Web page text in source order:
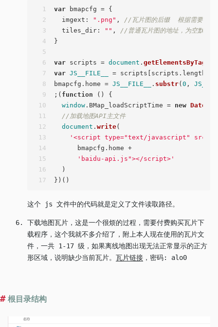
1
2
3
4
5
6
7
8
9
10
11
12
13
14
15
16
17
var bmapcfg = {
imgext : ".png" ,
//瓦片图的后缀  根据需要修
tiles_dir : "" ,
//普通瓦片图的地址，为空默
}
var scripts = document .
var JS__FILE__ = scripts[scripts. length
bmapcfg. home = JS__FILE__ . substr(0 ,
;( function ( ) {
window . BMap_loadScriptTime = new Date
//加载地图API主文件
document . write(
'<script type="text/javascript" src="'
      bmapcfg.
home +
'baidu-api.js"></script>'
  )
})()
这个 js 文件中的代码就是定义了文件读取路径。
下载地图瓦片，这是一个很烦的过程，需要付费购买瓦片下
载程序，这个我就不多介绍了，附上本人现在使用的瓦片文
件，一共 1-17 级，如果离线地图出现无法正常显示的正方
形区域，说明缺少当前瓦片。 瓦片链接 ，密码: alo0
根目录结构